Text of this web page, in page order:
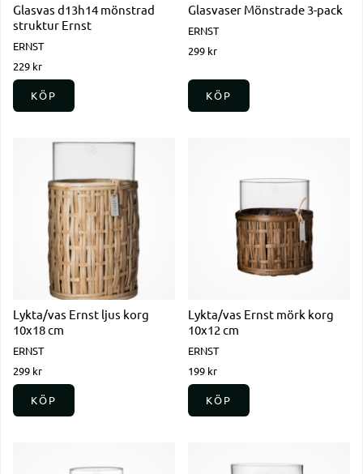
Glasvas d13h14 mönstrad
struktur Ernst
ERNST
229 kr
KÖP
Glasvaser Mönstrade 3-pack
ERNST
299 kr
KÖP
Lykta/vas Ernst ljus korg
10x18 cm
ERNST
299 kr
KÖP
Lykta/vas Ernst mörk korg
10x12 cm
ERNST
199 kr
KÖP